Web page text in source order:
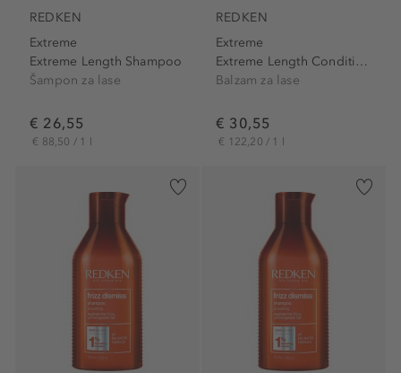
REDKEN
Extreme
Extreme Length Shampoo
Šampon za lase
€ 26,55
€ 88,50 / 1 l
REDKEN
Extreme
Extreme Length Conditioner
Balzam za lase
€ 30,55
€ 122,20 / 1 l